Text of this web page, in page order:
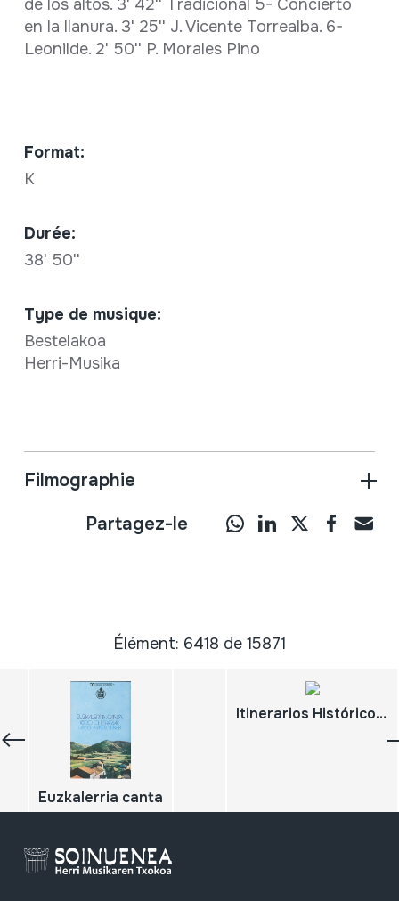
de los altos. 3' 42'' Tradicional 5- Concierto
en la llanura. 3' 25'' J. Vicente Torrealba. 6-
Leonilde. 2' 50'' P. Morales Pino
Format:
K
Durée:
38' 50''
Type de musique:
Bestelakoa
Herri-Musika
Filmographie
Partagez-le
Élément: 6418 de 15871
Euzkalerria canta
Itinerarios Histórico-Musicais. Pontevedra